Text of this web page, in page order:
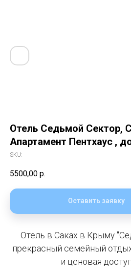
Отель Седьмой Сектор,
Апартамент Пентхаус ,
SKU:
5500,00 р.
Оставить заявку
Отель в Саках в Крыму
прекрасный семейный
и ценовая